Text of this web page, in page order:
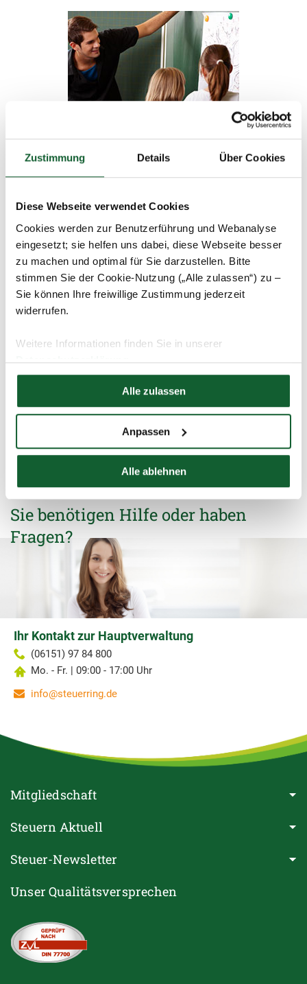
Zustimmung Details Über Cookies
Diese Webseite verwendet Cookies
Cookies werden zur Benutzerführung und Webanalyse
eingesetzt; sie helfen uns dabei, diese Webseite besser
zu machen und optimal für Sie darzustellen. Bitte
stimmen Sie der Cookie-Nutzung („Alle zulassen“) zu –
Sie können Ihre freiwillige Zustimmung jederzeit
widerrufen.
Weitere Informationen finden Sie in unserer
Datenschutzerklärung
Hier finden Sie unserImpressum
Alle zulassen
Anpassen
Alle ablehnen
Im verhandelten Fall war der Kläger als pädagogischer
Mitarbeiter eingestellt. Zu seinen arbeitsvertraglichen
Kindern bei den Hausaufgaben und beim Spielen. Zusätzlich
wurden vom Arbeitgeber nachmittags verschiedene
Arbeitsgemeinschaften (Fußball, Schwimmen, Malwerkstatt
usw.) angeboten. Diese Tätigkeiten waren nicht Bestandteil
des Arbeitsvertrages, sondern wurden vom Kläger
nebenberuflich – im Rahmen einer zusätzlichen
Vereinbarung – ausgeübt.
Voraussetzungen einer steuerfreien nebenberuflichen
schließen und zurück zur Liste
Sie benötigen Hilfe oder haben
Fragen?
Ihr Kontakt zur Hauptverwaltung
(06151) 97 84 800
Mo. - Fr. | 09:00 - 17:00 Uhr
info@steuerring.de
Mitgliedschaft
Steuern Aktuell
Steuer-Newsletter
Unser Qualitätsversprechen